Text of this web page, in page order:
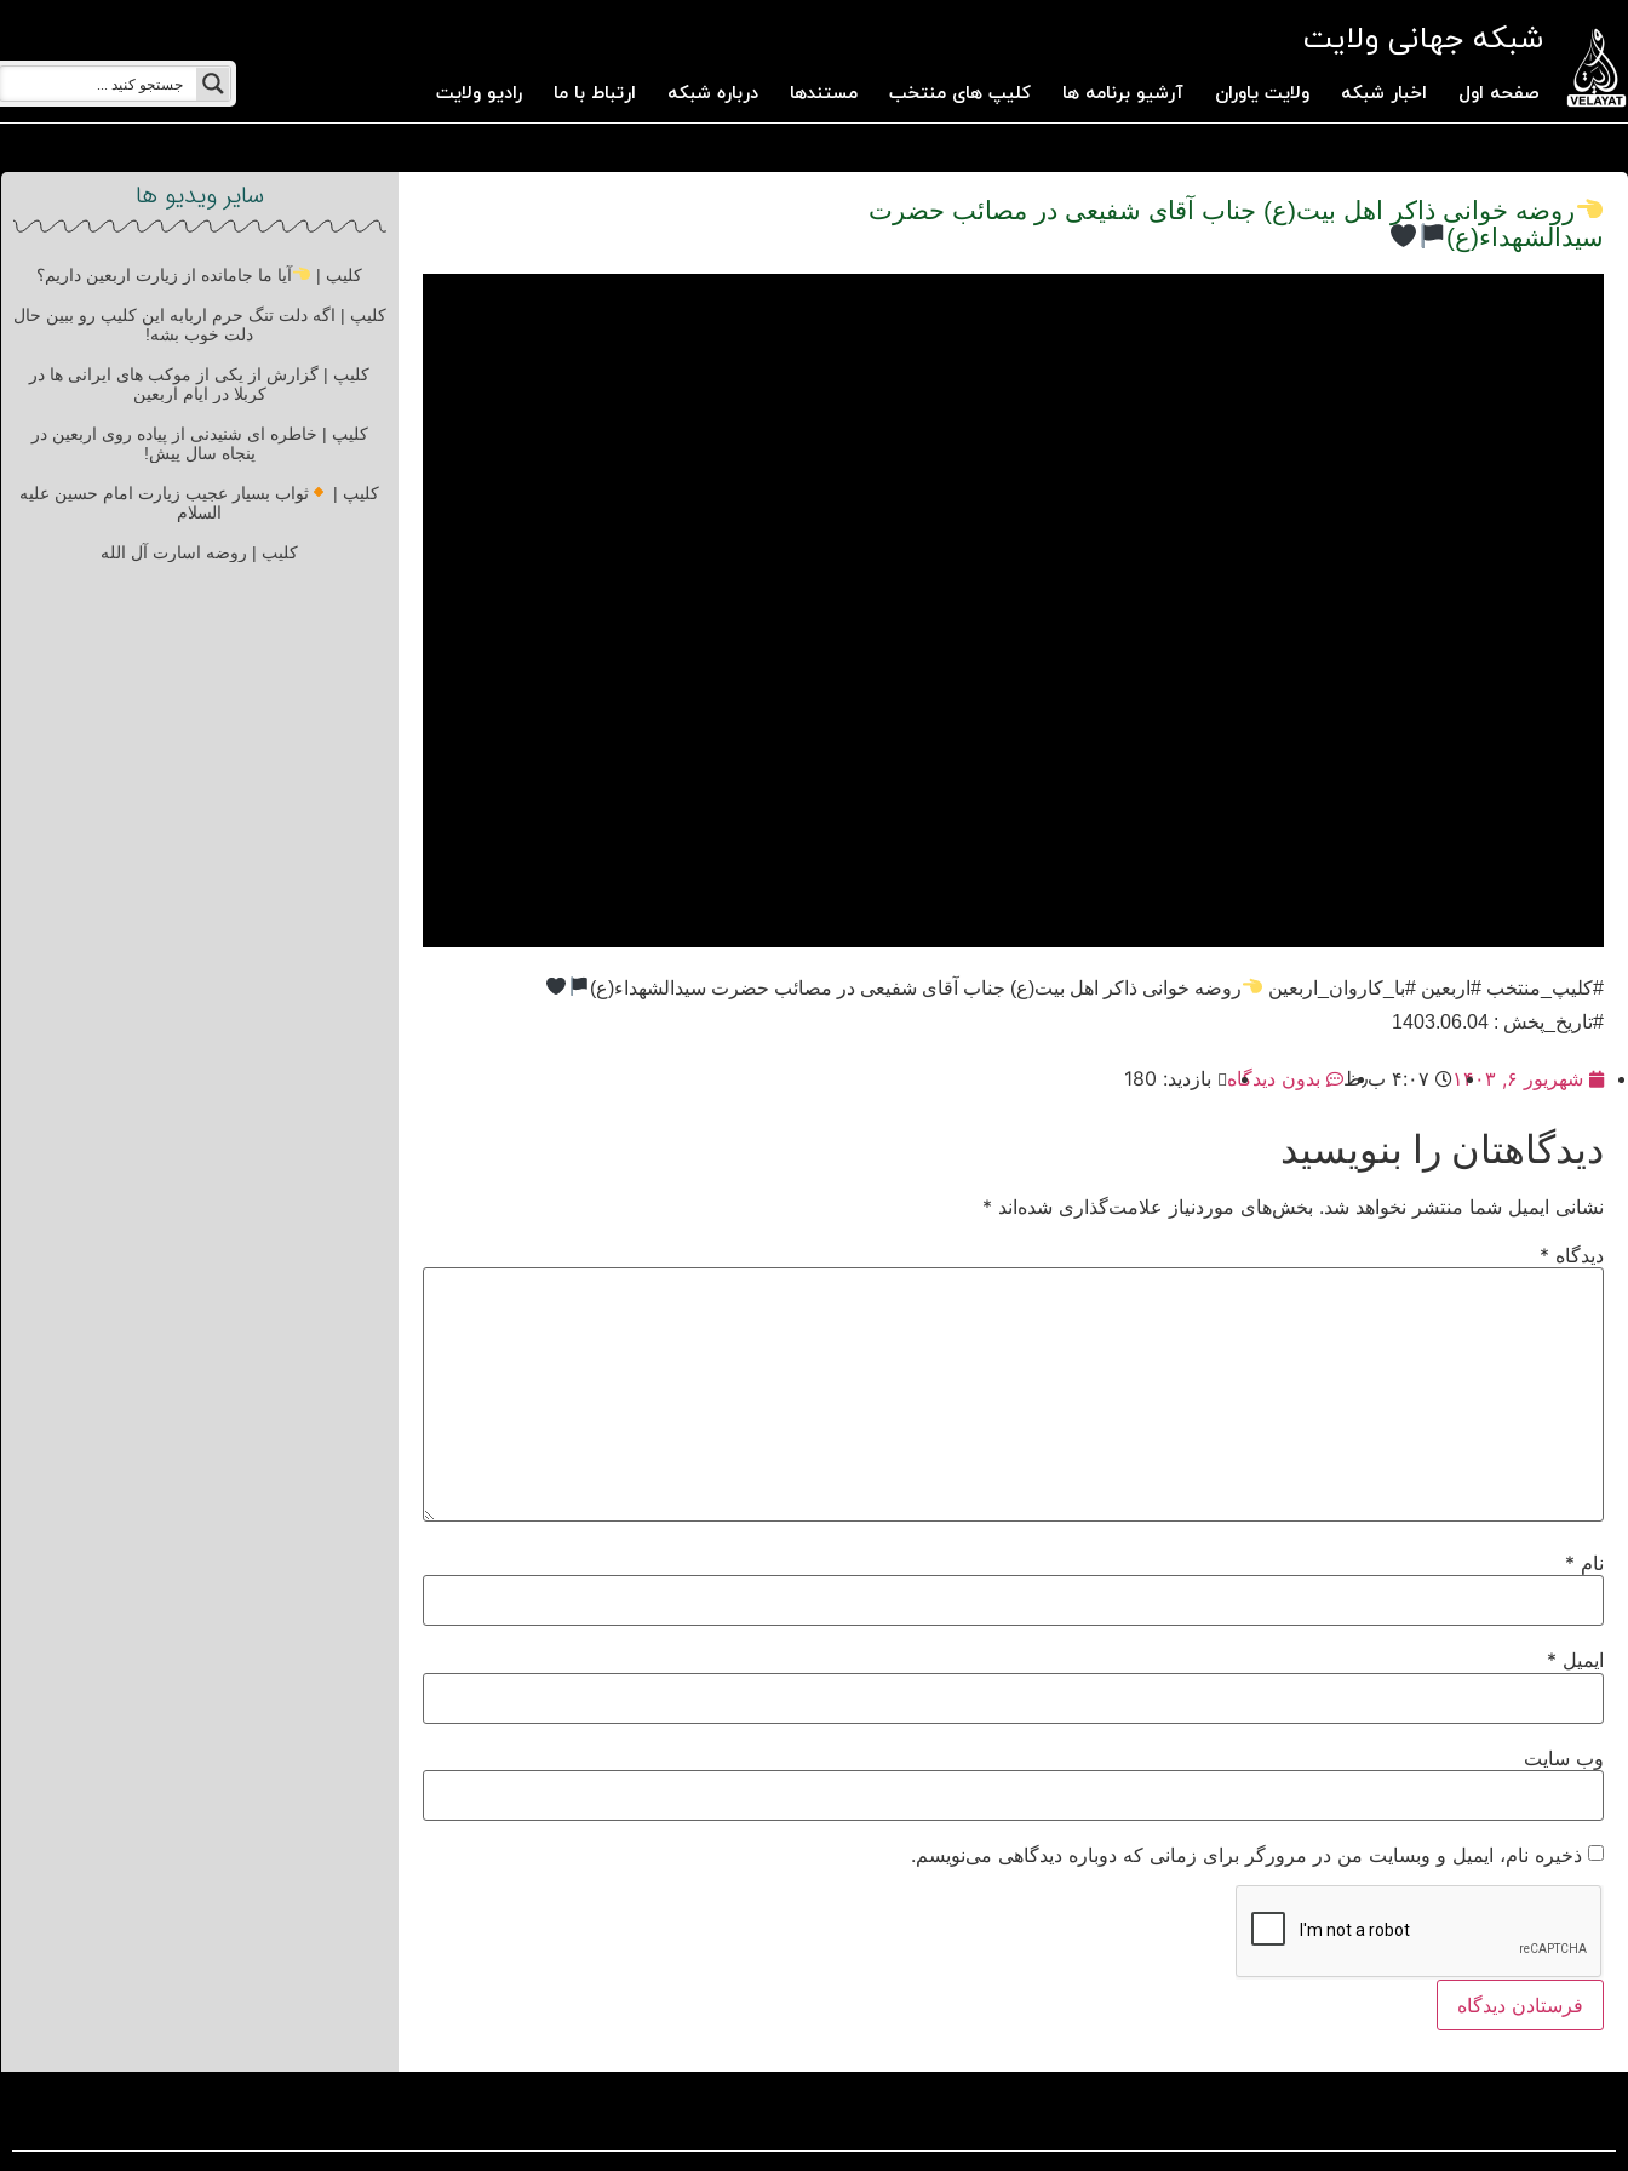
شبکه جهانی ولایت
صفحه اول اخبار شبکه ولایت یاوران آرشیو برنامه ها کلیپ های منتخب مستندها درباره شبکه ارتباط با ما رادیو ولایت
روضه خوانی ذاکر اهل بیت(ع) جناب آقای شفیعی در مصائب حضرت
سیدالشهداء(ع)
#کلیپ_منتخب #اربعین #با_کاروان_اربعین
روضه خوانی ذاکر اهل بیت(ع) جناب آقای شفیعی در مصائب حضرت سیدالشهداء(ع)
#تاریخ_پخش : 1403.06.04
شهریور ۶, ۱۴۰۳ ۴:۰۷ ب٫ظ بدون دیدگاه بازدید: 180
دیدگاهتان را بنویسید
نشانی ایمیل شما منتشر نخواهد شد. بخش‌های موردنیاز علامت‌گذاری شده‌اند *
دیدگاه *
نام *
ایمیل *
وب‌ سایت
ذخیره نام، ایمیل و وبسایت من در مرورگر برای زمانی که دوباره دیدگاهی می‌نویسم.
سایر ویدیو ها
کلیپ | آیا ما جامانده از زیارت اربعین داریم؟
کلیپ | اگه دلت تنگ حرم اربابه این کلیپ رو ببین حال
دلت خوب بشه!
کلیپ | گزارش از یکی از موکب های ایرانی ها در
کربلا در ایام اربعین
کلیپ | خاطره ای شنیدنی از پیاده روی اربعین در
پنجاه سال پیش!
کلیپ |
ثواب بسیار عجیب زیارت امام حسین علیه
السلام
کلیپ | روضه اسارت آل الله